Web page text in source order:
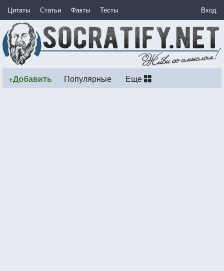
Цитаты Статьи Факты Тесты Вход
+Добавить Популярные Еще